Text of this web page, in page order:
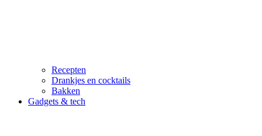
Recepten
Drankjes en cocktails
Bakken
Gadgets & tech